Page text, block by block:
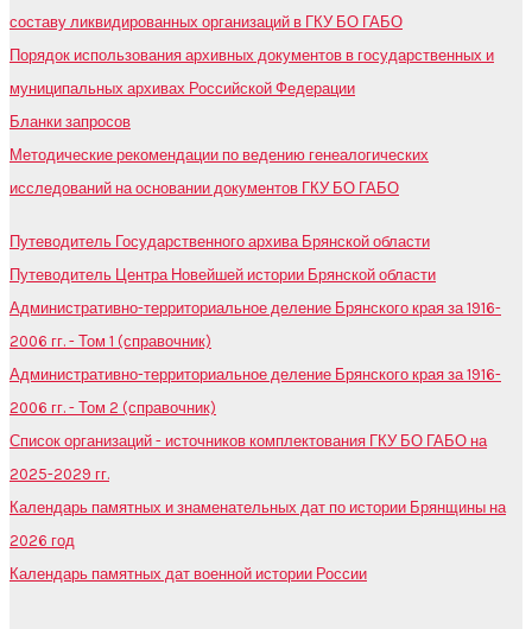
составу ликвидированных организаций в ГКУ БО ГАБО
Порядок использования архивных документов в государственных и
муниципальных архивах Российской Федерации
Бланки запросов
Методические рекомендации по ведению генеалогических
исследований на основании документов ГКУ БО ГАБО
Путеводитель Государственного архива Брянской области
Путеводитель Центра Новейшей истории Брянской области
Административно-территориальное деление Брянского края за 1916-
2006 гг. - Том 1 (справочник)
Административно-территориальное деление Брянского края за 1916-
2006 гг. - Том 2 (справочник)
Список организаций - источников комплектования ГКУ БО ГАБО на
2025-2029 гг.
Календарь памятных и знаменательных дат по истории Брянщины на
2026 год
Календарь памятных дат военной истории России